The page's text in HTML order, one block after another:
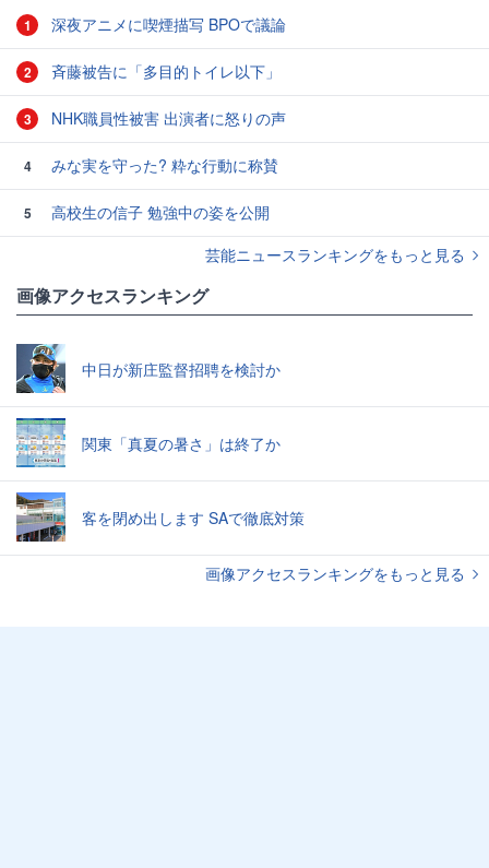
1 深夜アニメに喫煙描写 BPOで議論
2 斉藤被告に「多目的トイレ以下」
3 NHK職員性被害 出演者に怒りの声
4 みな実を守った? 粋な行動に称賛
5
高校生の信子 勉強中の姿を公開
芸能ニュースランキングをもっと見る
画像アクセスランキング
中日が新庄監督招聘を検討か
関東「真夏の暑さ」は終了か
客を閉め出します SAで徹底対策
画像アクセスランキングをもっと見る